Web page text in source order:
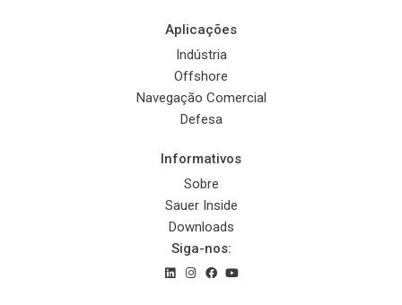
Aplicações
Indústria
Offshore
Navegação Comercial
Defesa
Informativos
Sobre
Sauer Inside
Downloads
Siga-nos: